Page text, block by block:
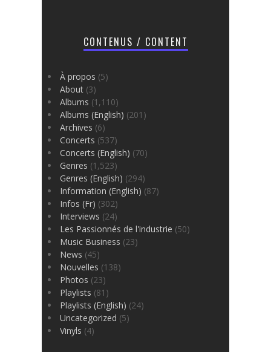
CONTENUS / CONTENT
À propos (5)
About (3)
Albums (1,110)
Albums (English) (201)
Archives (6)
Concerts (537)
Concerts (English) (70)
Genres (1,523)
Genres (English) (294)
Information (English) (87)
Infos (Fr) (302)
Interviews (24)
Les Passionnés de l'industrie (50)
Music Business (23)
News (45)
Nouvelles (138)
Photos (23)
Playlists (81)
Playlists (English) (24)
Uncategorized (5)
Vinyls (4)